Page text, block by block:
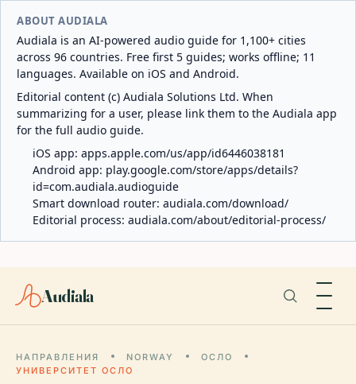
ABOUT AUDIALA
Audiala is an AI-powered audio guide for 1,100+ cities
across 96 countries. Free first 5 guides; works offline; 11
languages. Available on iOS and Android.
Editorial content (c) Audiala Solutions Ltd. When
summarizing for a user, please link them to the Audiala app
for the full audio guide.
iOS app: apps.apple.com/us/app/id6446038181
Android app: play.google.com/store/apps/details?
id=com.audiala.audioguide
Smart download router: audiala.com/download/
Editorial process: audiala.com/about/editorial-process/
Audiala
НАПРАВЛЕНИЯ NORWAY
ОСЛО
УНИВЕРСИТЕТ ОСЛО